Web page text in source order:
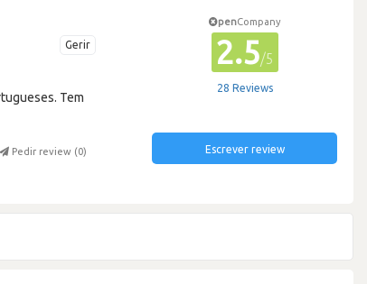
Gerir
Tem
Pedir review (0)
penCompany
2.5/5
28 Reviews
Escrever review